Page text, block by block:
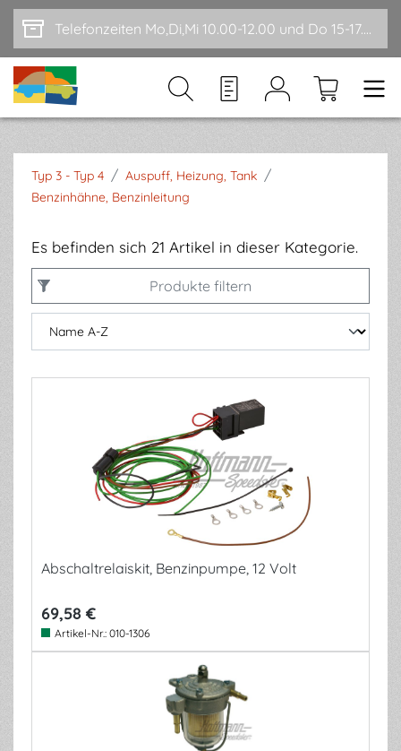
Zum Hauptinhalt springen Telefonzeiten Mo,Di,Mi 10.00-12.00 und Do 15-17.00
Typ 3 - Typ 4 / Auspuff, Heizung, Tank /
Benzinhähne, Benzinleitung
Es befinden sich 21 Artikel in dieser Kategorie.
Produkte filtern
Abschaltrelaiskit, Benzinpumpe, 12 Volt
69,58 €
Artikel-Nr.: 010-1306